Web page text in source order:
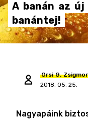
A banán az új
banántej!
Orsi G.
2018. 05. 25.
Nagyapáink